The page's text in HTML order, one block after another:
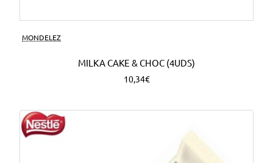
MONDELEZ
MILKA CAKE & CHOC (4UDS)
10,34€